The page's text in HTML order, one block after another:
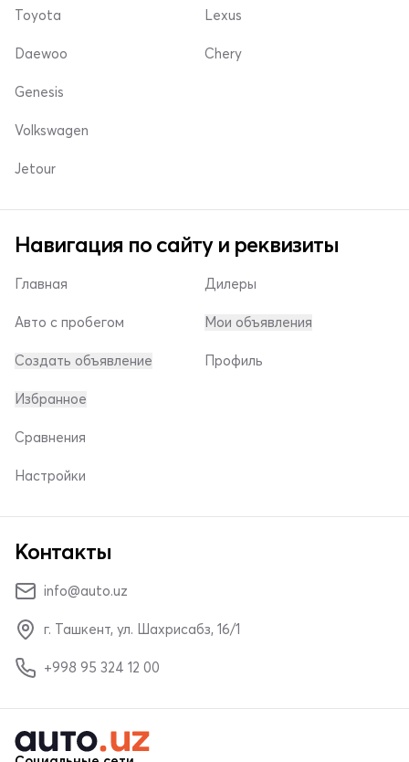
Toyota
Daewoo
Lexus
Chery
Genesis
Volkswagen
Jetour
Навигация по сайту и реквизиты
Главная
Авто с пробегом
Создать объявление
Дилеры
Мои объявления
Профиль
Избранное
Сравнения
Настройки
Контакты
info@auto.uz
г. Ташкент, ул. Шахрисабз, 16/1
+998 95 324 12 00